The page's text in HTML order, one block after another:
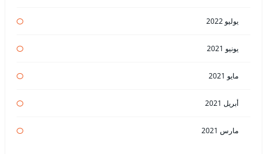
يوليو 2022
يونيو 2021
مايو 2021
أبريل 2021
مارس 2021